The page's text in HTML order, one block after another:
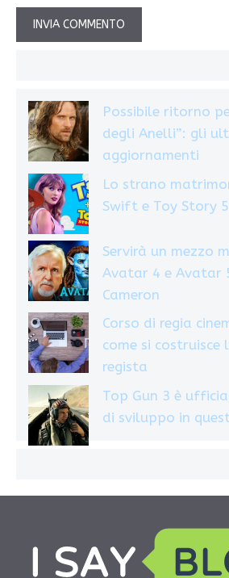
Possibile ritorno
degli Anelli”: gli
aggiornamenti
Lo strano
Swift e Toy Story 5
Servirà un mezzo
Avatar 4 e Avatar
Cameron
Corso di regia
come si costruisce
regista
Top Gun 3 è
di sviluppo in